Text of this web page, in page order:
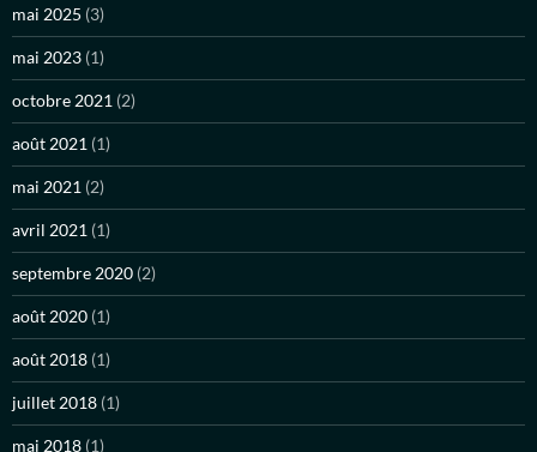
mai 2025 (3)
mai 2023 (1)
octobre 2021 (2)
août 2021 (1)
mai 2021 (2)
avril 2021 (1)
septembre 2020 (2)
août 2020 (1)
août 2018 (1)
juillet 2018 (1)
mai 2018 (1)